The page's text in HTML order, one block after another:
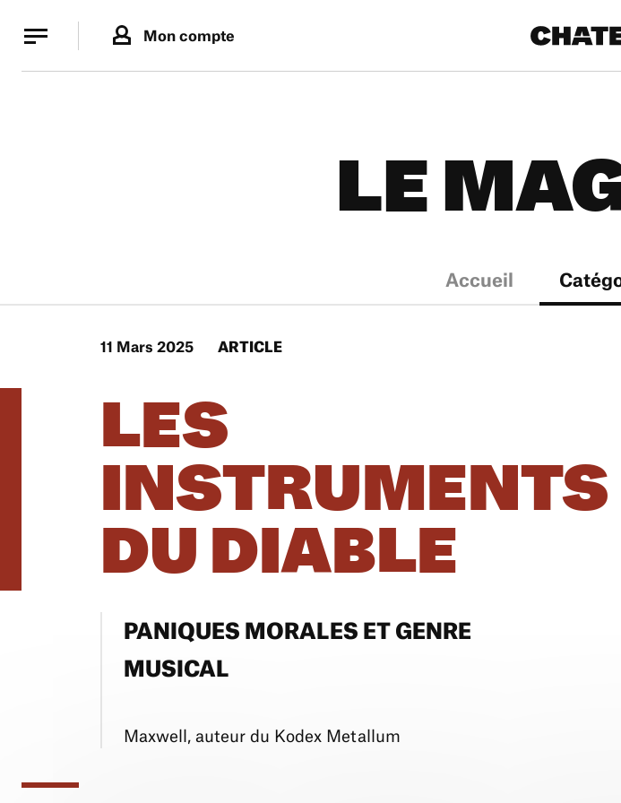
Mon compte
LE
Accueil
11 Mars 2025 ARTICLE
LES
INSTRUMENTS
DU DIABLE
PANIQUES MORALES ET GENRE
MUSICAL
Maxwell, auteur du Kodex Metallum